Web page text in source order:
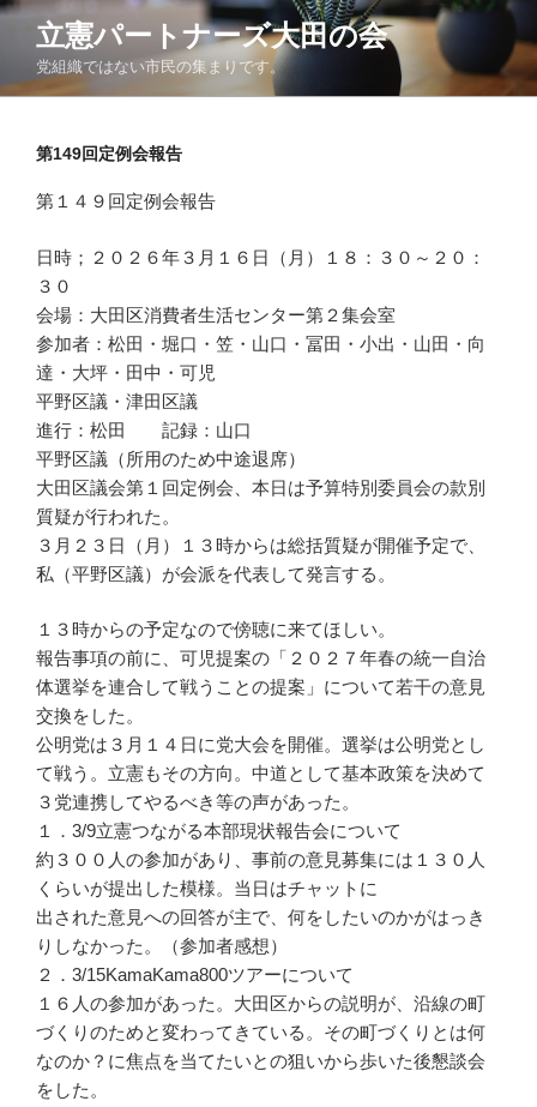
コ
ン
立憲パートナーズ大田の会
党組織ではない市民の集まりです。
第149回定例会報告
第１４９回定例会報告
日時；２０２６年３月１６日（月）１８：３０～２０：
３０
会場：大田区消費者生活センター第２集会室
参加者：松田・堀口・笠・山口・冨田・小出・山田・向
達・大坪・田中・可児
平野区議・津田区議
進行：松田 記録：山口
平野区議（所用のため中途退席）
大田区議会第１回定例会、本日は予算特別委員会の款別
質疑が行われた。
３月２３日（月）１３時からは総括質疑が開催予定で、
私（平野区議）が会派を代表して発言する。
１３時からの予定なので傍聴に来てほしい。
報告事項の前に、可児提案の「２０２７年春の統一自治
体選挙を連合して戦うことの提案」について若干の意見
交換をした。
公明党は３月１４日に党大会を開催。選挙は公明党とし
て戦う。立憲もその方向。中道として基本政策を決めて
３党連携してやるべき等の声があった。
１．3/9立憲つながる本部現状報告会について
約３００人の参加があり、事前の意見募集には１３０人
くらいが提出した模様。当日はチャットに
出された意見への回答が主で、何をしたいのかがはっき
りしなかった。（参加者感想）
２．3/15KamaKama800ツアーについて
１６人の参加があった。大田区からの説明が、沿線の町
づくりのためと変わってきている。その町づくりとは何
なのか？に焦点を当てたいとの狙いから歩いた後懇談会
をした。